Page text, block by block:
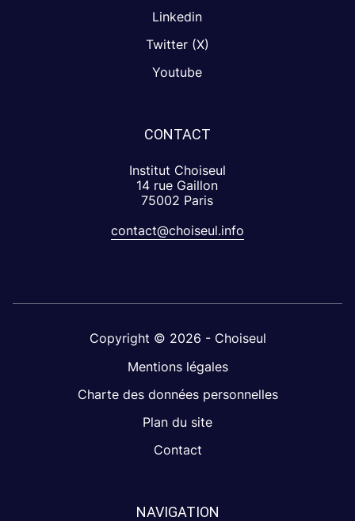
Linkedin
Twitter (X)
Youtube
CONTACT
Institut Choiseul
14 rue Gaillon
75002 Paris
contact@choiseul.info
Copyright © 2026 - Choiseul
Mentions légales
Charte des données personnelles
Plan du site
Contact
NAVIGATION